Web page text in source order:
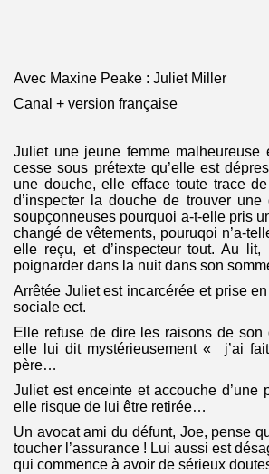
Avec Maxine Peake : Juliet Miller
Canal + version française
Juliet une jeune femme
cesse sous prétexte qu’elle est
une douche, elle efface toute trace
d’inspecter la douche de trouver
soupçonneuses pourquoi a-t-elle pris
changé de vêtements, pouruqoi n’a-
elle reçu, et d’inspecteur tout. Au
poignarder dans la nuit dans son
Arrêtée Juliet est incarcérée et prise
sociale ect.
Elle refuse de dire les raisons de son
elle lui dit mystérieusement « j’ai
père…
Juliet est enceinte et accouche d’une
elle risque de lui être retirée…
Un avocat ami du défunt, Joe, pense
toucher l’assurance ! Lui aussi est
qui commence à avoir de sérieux